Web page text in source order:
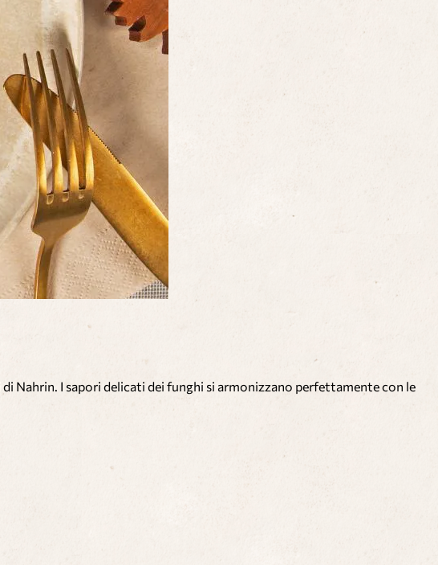
Nahrin. I sapori delicati dei funghi si armonizzano perfettamente con le